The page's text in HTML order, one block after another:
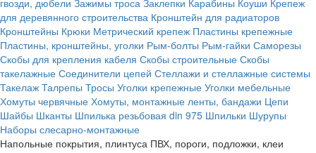
гвозди, дюбели Зажимы троса Заклепки Карабины Коуши Крепеж
для деревянного строительства Кронштейн для радиаторов
Кронштейны Крюки Метрический крепеж Пластины крепежные
Пластины, кронштейны, уголки Рым-болты Рым-гайки Саморезы
Скобы для крепления кабеля Скобы строительные Скобы
такелажные Соединители цепей Стеллажи и стеллажные системы
Такелаж Талрепы Тросы Уголки крепежные Уголки мебельные
Хомуты червячные Хомуты, монтажные ленты, бандажи Цепи
Шайбы Шканты Шпилька резьбовая din 975 Шпильки Шурупы
Наборы слесарно-монтажные
Напольные покрытия, плинтуса ПВХ, пороги, подложки, клеи